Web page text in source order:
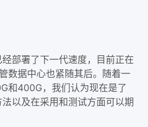
部署了下一代速度，目前正在
数据中心也紧随其后。随着一
和400G，我们认为现在是了
以及在采用和测试方面可以期